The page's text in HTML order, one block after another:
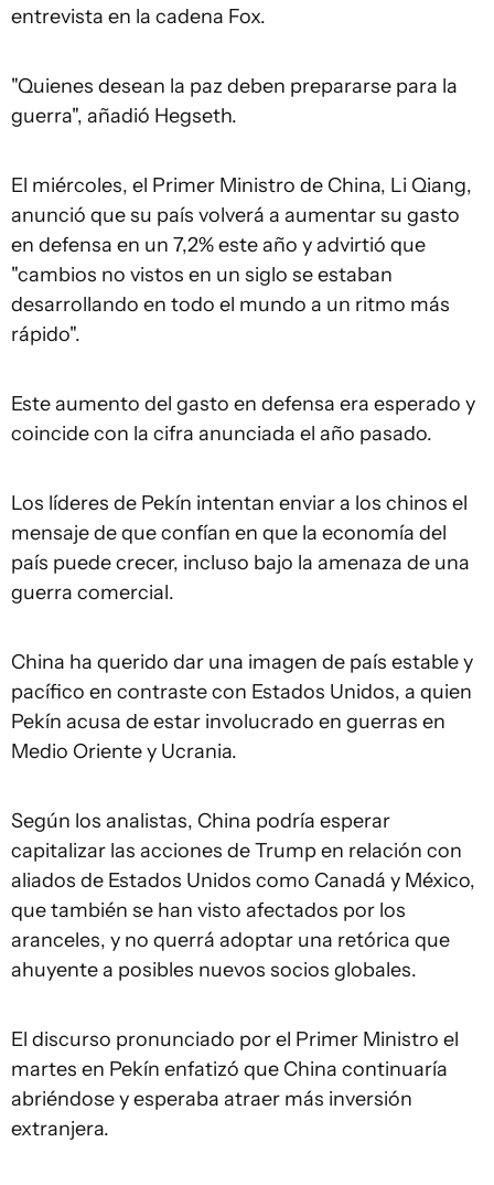
entrevista en la cadena Fox.
"Quienes desean la paz deben prepararse para la
guerra", añadió Hegseth.
El miércoles, el Primer Ministro de China, Li Qiang,
anunció que su país volverá a aumentar su gasto
en defensa en un 7,2% este año y advirtió que
"cambios no vistos en un siglo se estaban
desarrollando en todo el mundo a un ritmo más
rápido".
Este aumento del gasto en defensa era esperado y
coincide con la cifra anunciada el año pasado.
Los líderes de Pekín intentan enviar a los chinos el
mensaje de que confían en que la economía del
país puede crecer, incluso bajo la amenaza de una
guerra comercial.
China ha querido dar una imagen de país estable y
pacífico en contraste con Estados Unidos, a quien
Pekín acusa de estar involucrado en guerras en
Medio Oriente y Ucrania.
Según los analistas, China podría esperar
capitalizar las acciones de Trump en relación con
aliados de Estados Unidos como Canadá y México,
que también se han visto afectados por los
aranceles, y no querrá adoptar una retórica que
ahuyente a posibles nuevos socios globales.
El discurso pronunciado por el Primer Ministro el
martes en Pekín enfatizó que China continuaría
abriéndose y esperaba atraer más inversión
extranjera.